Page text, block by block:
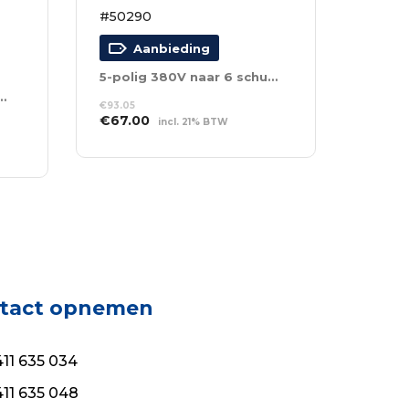
Out + 6 x Schuko
#50290
Aanbieding
5-polig 380V naar 6 schuko’s
€93.05
Oorspronkelijke
was:
€67.00Huidige
is:
incl. 21% BTW
WINKELWAGEN
opnemen
635 034
635 048